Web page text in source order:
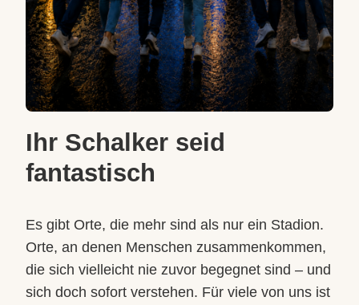
Ihr Schalker seid
fantastisch
Es gibt Orte, die mehr sind als nur ein Stadion.
Orte, an denen Menschen zusammenkommen,
die sich vielleicht nie zuvor begegnet sind – und
sich doch sofort verstehen. Für viele von uns ist